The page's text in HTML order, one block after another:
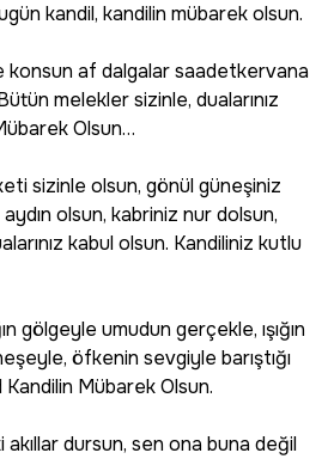
kandil, kandilin mübarek olsun.
konsun af dalgalar saadetkervana
melekler sizinle, dualarınız
Olsun…
sizinle olsun, gönül güneşiniz
olsun, kabriniz nur dolsun,
kabul olsun. Kandiliniz kutlu
gölgeyle umudun gerçekle, ışığın
öfkenin sevgiyle barıştığı
Mübarek Olsun.
dursun, sen ona buna değil